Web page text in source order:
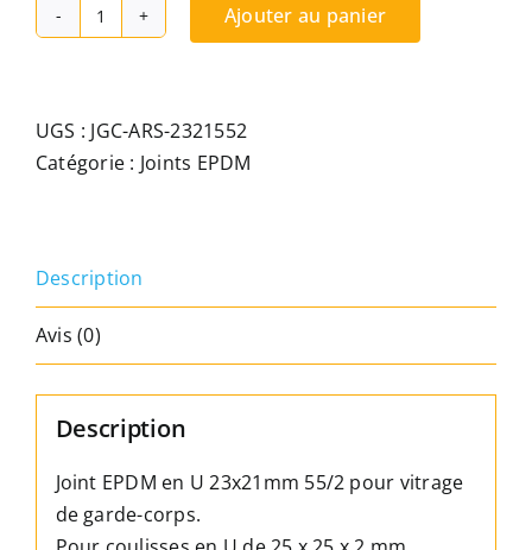
quantité
U
23x21mm
corps
EPDM
SHORE
-
Noir
-
Pour
Ajouter au panier
UGS : JGC-ARS-2321552
Catégorie : Joints EPDM
Description
Avis (0)
Description
Joint EPDM en U 23x21mm 55/2 pour vitrage
de garde-corps.